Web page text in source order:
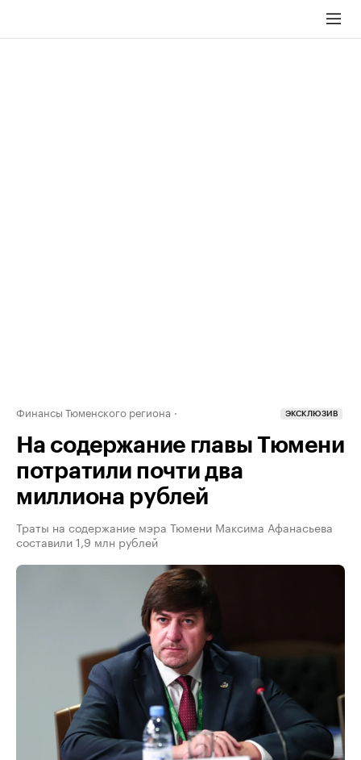
Финансы Тюменского региона ЭКСКЛЮЗИВ
На содержание главы Тюмени
потратили почти два
миллиона рублей
Траты на содержание мэра Тюмени Максима Афанасьева
составили 1,9 млн рублей